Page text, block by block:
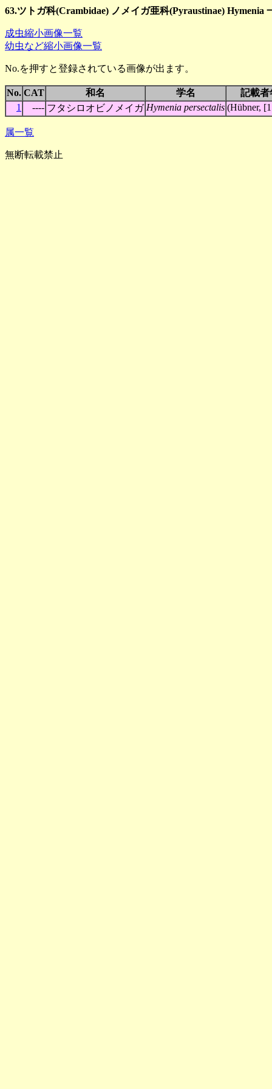
63.ツトガ科(Crambidae) ノメイガ亜科(Pyraustinae) Hymenia
成虫縮小画像一覧
幼虫など縮小画像一覧
No.を押すと登録されている画像が出ます。
No. CAT 和名 学名
記載者
1
---- フタシロオビノメイガ Hymenia persectalis (Hübner,
属一覧
無断転載禁止